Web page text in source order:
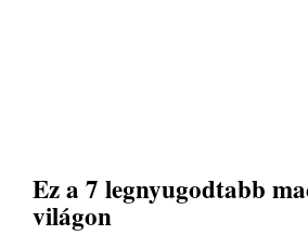
Ez a 7 legnyugodtabb
világon